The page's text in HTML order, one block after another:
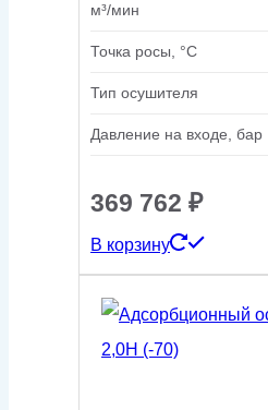
м³/мин
Точка росы, °C
Тип осушителя
Давление на входе, бар
369 762 ₽
В корзину